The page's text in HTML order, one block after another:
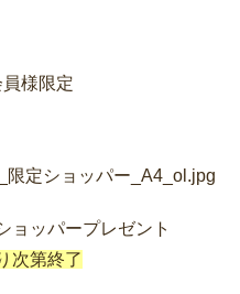
様限定
ョッパープレゼント
次第終了